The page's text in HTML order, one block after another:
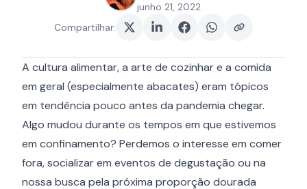
junho 21, 2022
Compartilhar:
A cultura alimentar, a arte de cozinhar e a comida
em geral (especialmente abacates) eram tópicos
em tendência pouco antes da pandemia chegar.
Algo mudou durante os tempos em que estivemos
em confinamento? Perdemos o interesse em comer
fora, socializar em eventos de degustação ou na
nossa busca pela próxima proporção dourada